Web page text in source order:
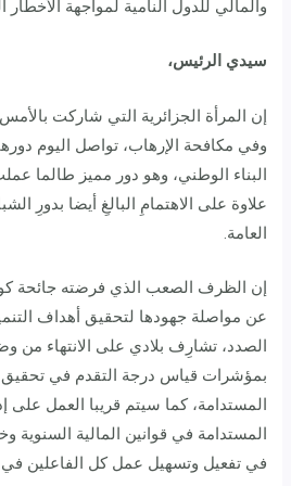
والمالي للدول النامية لمواجهة الأخطار
سيدي الرئيس،
إن المرأة الجزائرية التي شاركت
وفي مكافحة الإرهاب، تواصل اليوم
البناء الوطني، وهو دور مميز طالما
علاوة على الاهتمامِ البالغِ أيضا بدورِ
العامة.
عن مواصلة جهودها لتحقيق أهداف
الصدد، تشارِف بلادي على الانتهاء
بمؤشرات قياس درجة التقدم في تحقيق
المستدامة في قوانين المالية السنوية
في تفعيل وتسهيل عمل كل الفاعلين في